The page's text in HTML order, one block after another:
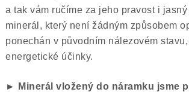
a tak vám ručíme za jeho pravost i
minerál, který není žádným způsobem
ponechán v původním nálezovém
energetické účinky.
► Minerál vložený do náramku jsme